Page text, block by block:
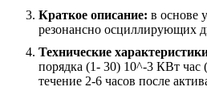
Краткое описание: в основе
резонансно осциллирующих
Технические
порядка (1- 30) 10^-3 КВт час
течение 2-6 часов после